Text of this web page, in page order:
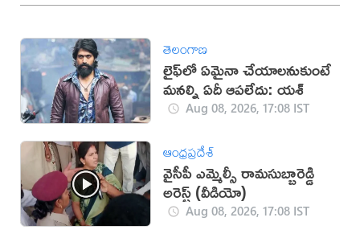
తెలంగాణ
లైఫ్‌లో ఏమైనా చేయాలనుకుంటే
మనల్ని ఏదీ ఆపలేదు: యశ్
Aug 08, 2026, 17:08 IST
ఆంధ్రప్రదేశ్
వైసీపీ ఎమ్మెల్సీ రామసుబ్బారెడ్డి
అరెస్ట్ (వీడియో)
Aug 08, 2026, 17:08 IST